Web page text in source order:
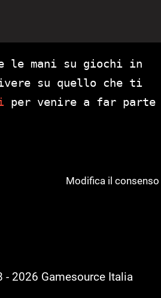
le mani su giochi in
su quello che ti
per venire a far parte
Modifica il consenso
- 2026 Gamesource Italia